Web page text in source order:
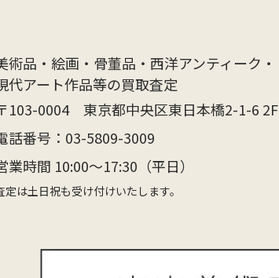
術品・絵画・骨董品・西洋アンティーク・
代アート作品等の買取査定
103-0004 東京都中央区東日本橋2-1-6 2F
話番号： 03-5809-3009
業時間 10:00〜17:30（平日）
定は土日祝も受け付けいたします。